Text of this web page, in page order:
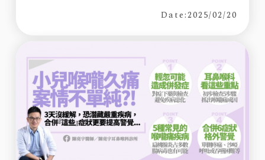
Date:2025/02/20